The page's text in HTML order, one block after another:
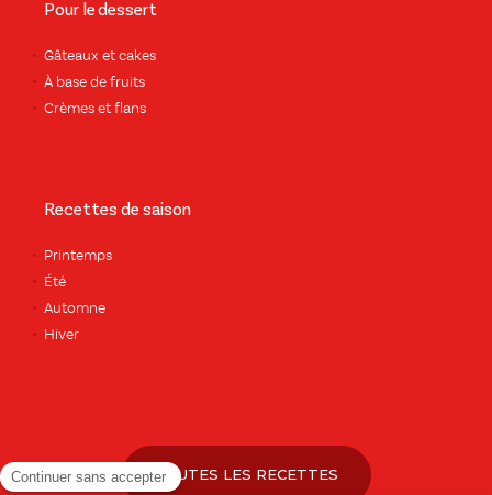
Pour le dessert
Gâteaux et cakes
À base de fruits
Crèmes et flans
Recettes de saison
Printemps
Été
Automne
Hiver
TOUTES LES RECETTES